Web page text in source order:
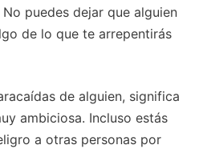
puedes dejar que alguien
de lo que te arrepentirás
de alguien, significa
ambiciosa. Incluso estás
a otras personas por